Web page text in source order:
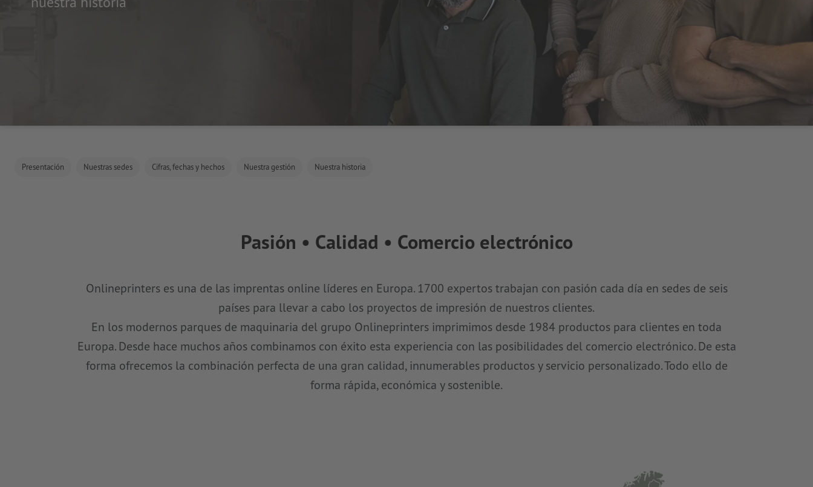
Presentación Nuestras sedes Cifras, fechas y hechos Nuestra gestión Nuestra historia
Pasión • Calidad • Comercio electrónico
Onlineprinters es una de las imprentas online líderes en Europa. 1700 expertos trabajan con pasión cada día en sedes de seis
países para llevar a cabo los proyectos de impresión de nuestros clientes.
En los modernos parques de maquinaria del grupo Onlineprinters imprimimos desde 1984 productos para clientes en toda
Europa. Desde hace muchos años combinamos con éxito esta experiencia con las posibilidades del comercio electrónico. De esta
forma ofrecemos la combinación perfecta de una gran calidad, innumerables productos y servicio personalizado. Todo ello de
forma rápida, económica y sostenible.